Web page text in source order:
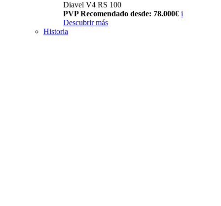
Diavel V4 RS 100
PVP Recomendado desde: 78.000€ i
Descubrir más
Historia